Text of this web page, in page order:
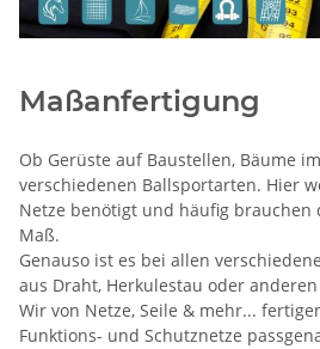
Maßanfertigung
Ob Gerüste auf Baustellen, Bäume
verschiedenen Ballsportarten. Hier
Netze benötigt und häufig brauchen
Maß.
Genauso ist es bei allen
aus Draht, Herkulestau oder
Wir von Netze, Seile & mehr...
Funktions- und Schutznetze